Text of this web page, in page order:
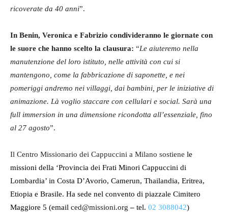
ricoverate da 40 anni”.
In Benin, Veronica e Fabrizio condivideranno le giornate con
le suore che hanno scelto la clausura: “Le aiuteremo nella
manutenzione del loro istituto, nelle attività con cui si
mantengono, come la fabbricazione di saponette, e nei
pomeriggi andremo nei villaggi, dai bambini, per le iniziative di
animazione. Là voglio staccare con cellulari e social. Sarà una
full immersion in una dimensione ricondotta all’essenziale, fino
al 27 agosto”.
Il Centro Missionario dei Cappuccini a Milano sostiene le
missioni della ‘Provincia dei Frati Minori Cappuccini di
Lombardia’ in Costa D’Avorio, Camerun, Thailandia, Eritrea,
Etiopia e Brasile. Ha sede nel convento di piazzale Cimitero
Maggiore 5 (email ced@missioni.org – tel. 02 3088042)